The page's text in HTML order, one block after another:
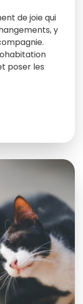
de joie qui
y
poser les